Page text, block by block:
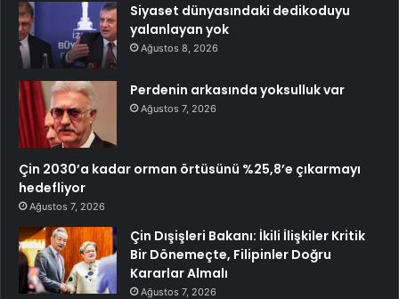
Siyaset dünyasındaki dedikoduyu
yalanlayan yok
Ağustos 8, 2026
Perdenin arkasında yoksulluk var
Ağustos 7, 2026
Çin 2030’a kadar orman örtüsünü %25,8’e çıkarmayı
hedefliyor
Ağustos 7, 2026
Çin Dışişleri Bakanı: İkili İlişkiler Kritik
Bir Dönemeçte, Filipinler Doğru
Kararlar Almalı
Ağustos 7, 2026